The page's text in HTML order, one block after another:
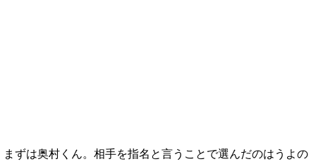
まずは奥村くん。相手を指名と言うことで選んだのはうよの